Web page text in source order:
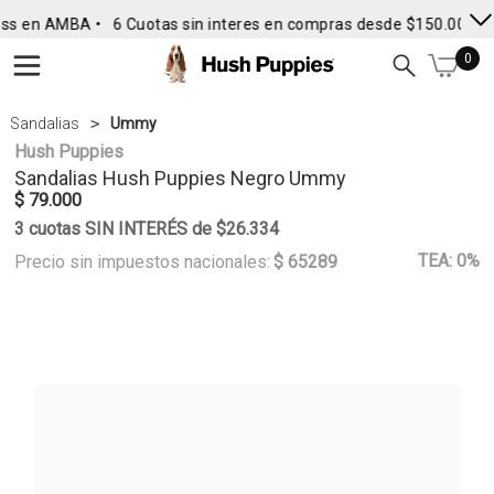
en AMBA • 6 Cuotas sin interes en compras desde $150.000 •
0
Sandalias Ummy
Hush Puppies
Sandalias Hush Puppies Negro Ummy
$ 79.000
3 cuotas SIN INTERÉS de $26.334
Precio sin impuestos nacionales: $ 65289 TEA: 0%